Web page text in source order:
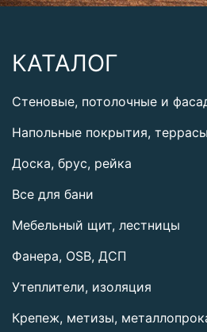
КАТАЛОГ
Стеновые, потолочные и
Напольные покрытия, террасы
Доска, брус, рейка
Все для бани
Мебельный щит, лестницы
Фанера, OSB, ДСП
Утеплители, изоляция
Крепеж, метизы,